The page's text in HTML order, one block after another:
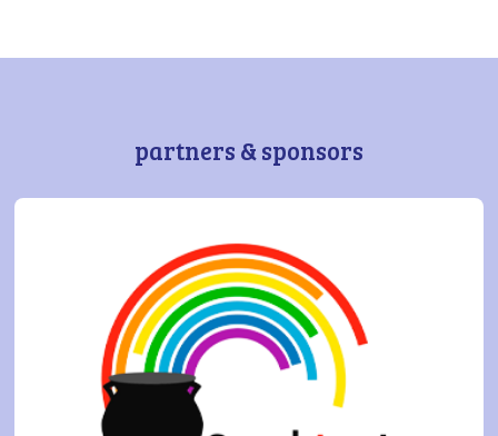
partners & sponsors